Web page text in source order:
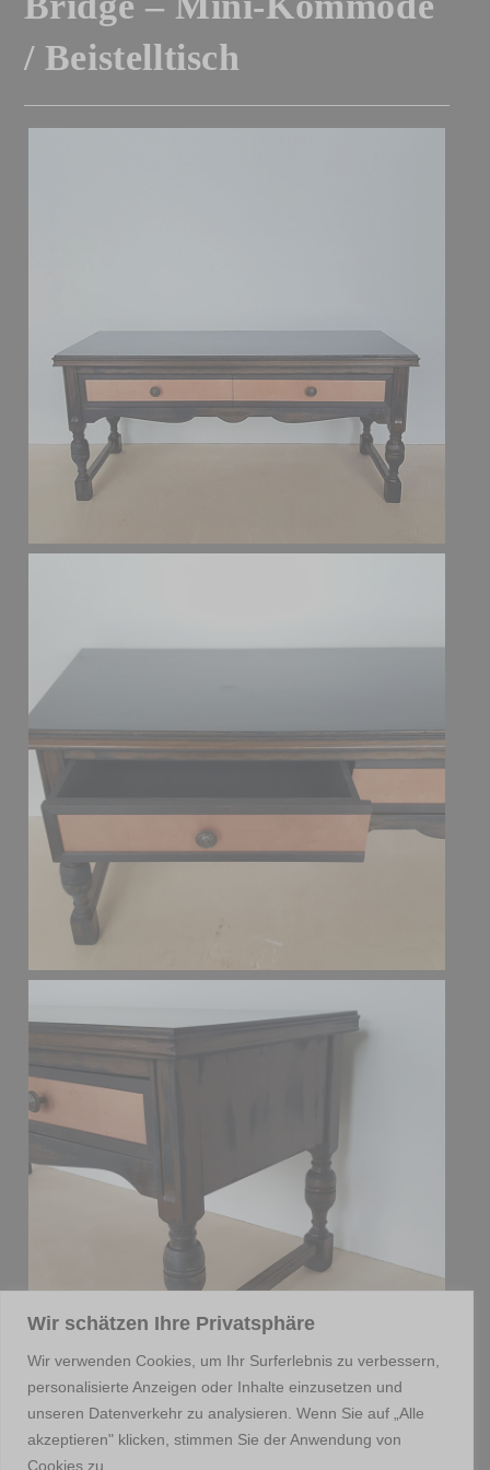
Wir schätzen Ihre Privatsphäre
Wir verwenden Cookies, um Ihr Surferlebnis zu verbessern,
personalisierte Anzeigen oder Inhalte einzusetzen und
unseren Datenverkehr zu analysieren. Wenn Sie auf „Alle
akzeptieren" klicken, stimmen Sie der Anwendung von
Cookies zu.
/ Beistelltisch